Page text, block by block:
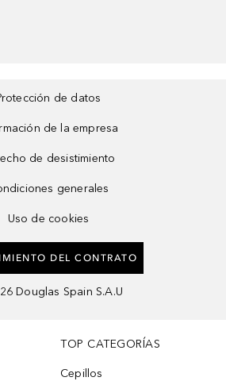
de datos
de la empresa
de desistimiento
generales
Uso de cookies
DEL CONTRATO
Douglas Spain S.A.U
TOP CATEGORÍAS
Cepillos